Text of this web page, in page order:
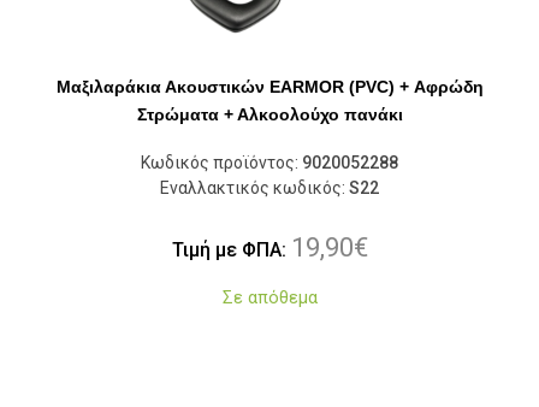
Μαξιλαράκια Ακουστικών EARMOR (PVC) + Αφρώδη
Στρώματα + Αλκοολούχο πανάκι
Κωδικός προϊόντος: 9020052288
Εναλλακτικός κωδικός: S22
Τιμή με ΦΠΑ: 19,90€
Σε απόθεμα